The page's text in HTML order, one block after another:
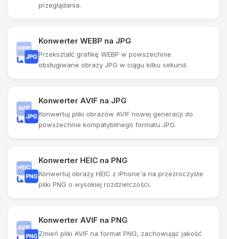
przeglądania.
Konwerter WEBP na JPG
Przekształć grafikę WEBP w powszechnie
obsługiwane obrazy JPG w ciągu kilku sekund.
Konwerter AVIF na JPG
Konwertuj pliki obrazów AVIF nowej generacji do
powszechnie kompatybilnego formatu JPG.
Konwerter HEIC na PNG
Konwertuj obrazy HEIC z iPhone'a na przezroczyste
pliki PNG o wysokiej rozdzielczości.
Konwerter AVIF na PNG
Zmień pliki AVIF na format PNG, zachowując jakość